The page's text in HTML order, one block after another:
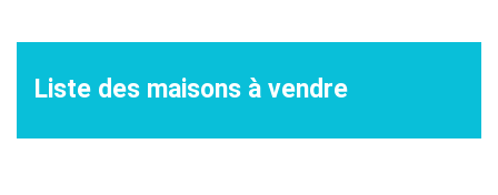
Liste des maisons à vendre